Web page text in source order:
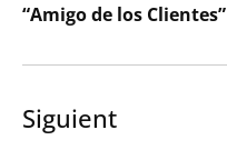
“Amigo de los Clientes”
Siguient